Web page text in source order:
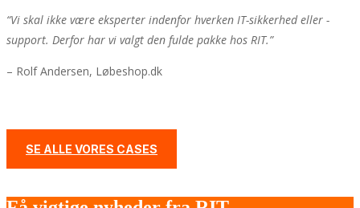
“Vi skal ikke være eksperter indenfor hverken IT-sikkerhed eller -
support. Derfor har vi valgt den fulde pakke hos RIT.”
– Rolf Andersen, Løbeshop.dk
SE ALLE VORES CASES